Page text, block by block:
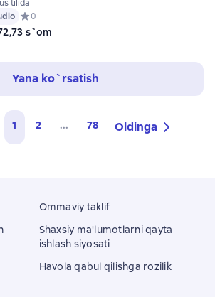
tilida
Средний рейтинг 0 на основе 0 оценок
0
s`om
Yana ko`rsatish
1 2 ... 78 Oldinga
Ommaviy taklif
Shaxsiy ma'lumotlarni qayta
ishlash siyosati
Havola qabul qilishga rozilik